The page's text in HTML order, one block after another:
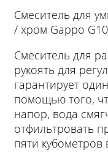
Смеситель для
/ хром Gappo
Смеситель для
рукоять для
гарантирует
помощью того,
напор, вода
отфильтровать
пяти кубометров